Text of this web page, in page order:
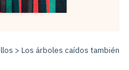
> Los árboles caídos también